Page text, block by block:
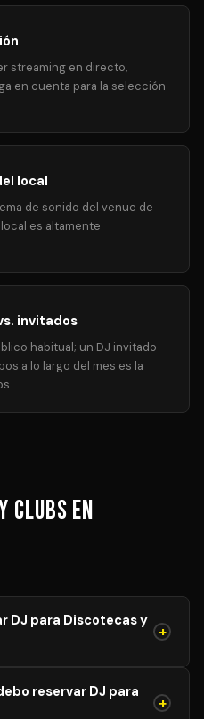
streaming en directo,
en cuenta para la selección
local
de sonido del venue de
es altamente
invitados
habitual; un DJ invitado
a lo largo del mes es la
Clubs en
DJ para Discotecas y
+
necesario. Los precios
reservar DJ para
+